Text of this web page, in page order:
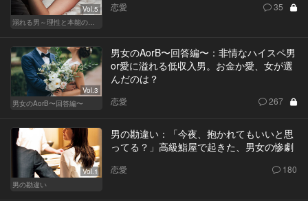
Vol.5
恋愛 35
Vol.3
男女のAorB〜回答編〜
男女のAorB〜回答編〜：非情なハイスペ男
or愛に溢れる低収入男。お金か愛、女が選
んだのは？
恋愛 267
Vol.1
男の勘違い
男の勘違い：「今夜、抱かれてもいいと思
ってる？」高級鮨屋で起きた、男女の惨劇
恋愛 180